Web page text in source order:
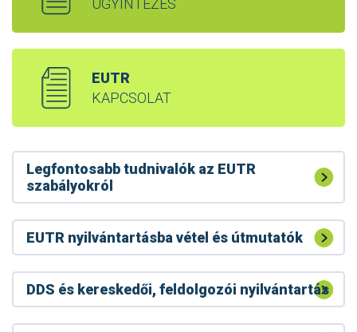
ÜGYINTÉZÉS
EUTR
KAPCSOLAT
Legfontosabb tudnivalók az EUTR
szabályokról
EUTR nyilvántartásba vétel és útmutatók
DDS és kereskedői, feldolgozói nyilvántartás